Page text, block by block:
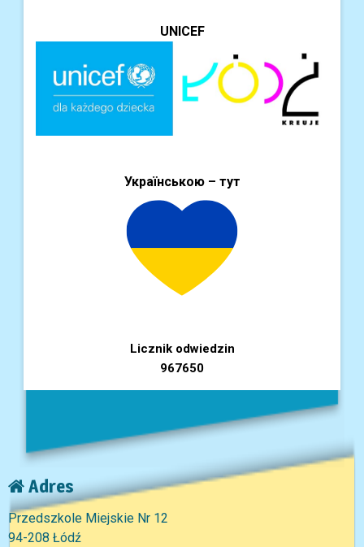
UNICEF
Українською – тут
Licznik odwiedzin
967650
Adres
Przedszkole Miejskie Nr 12
94-208 Łódź